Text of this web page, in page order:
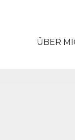
ÜBER